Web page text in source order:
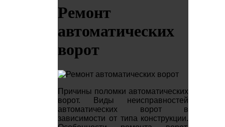
Ремонт
автоматических
ворот
Причины поломки автоматических
ворот. Виды неисправностей
автоматических ворот в
зависимости от типа конструкции.